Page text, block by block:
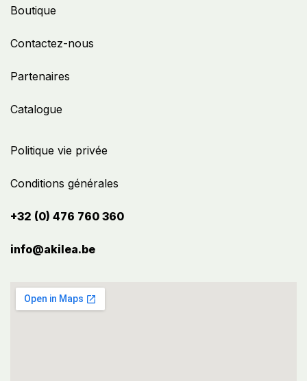
Politique vie privée
Conditions générales
+32 (0) 476 760 360
info@akilea.be​
Boutique
Contactez-nous
Partenaires
Catalogue